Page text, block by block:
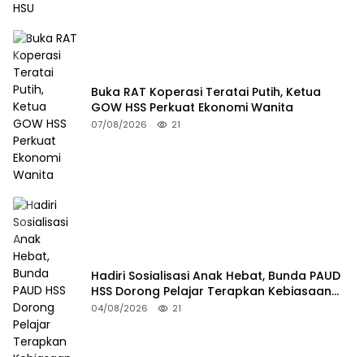
Buka RAT Koperasi Teratai Putih, Ketua
GOW HSS Perkuat Ekonomi Wanita
07/08/2026 21
Hadiri Sosialisasi Anak Hebat, Bunda PAUD
HSS Dorong Pelajar Terapkan Kebiasaan
Baik
04/08/2026 21